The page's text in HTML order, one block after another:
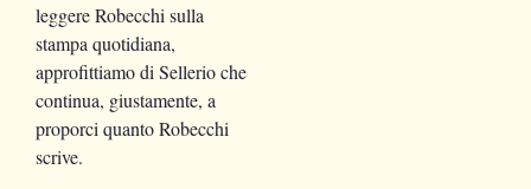
leggere Robecchi sulla
stampa quotidiana,
approfittiamo di Sellerio che
continua, giustamente, a
proporci quanto Robecchi
scrive.